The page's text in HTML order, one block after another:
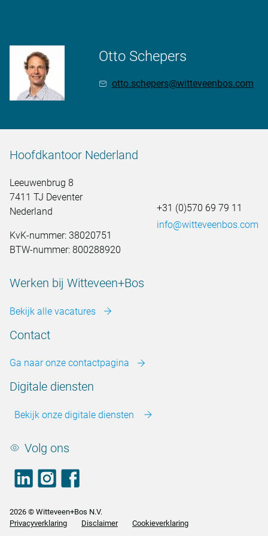
Otto Schepers
otto.schepers@witteveenbos.com
Hoofdkantoor Nederland
Leeuwenbrug 8
7411 TJ Deventer
Nederland
KvK-nummer: 38020751
BTW-nummer: 800288920
+31 (0)570 69 79 11
info@witteveenbos.com
Werken bij Witteveen+Bos
Bekijk alle vacatures
Contact
Ga naar onze contactpagina
Digitale diensten
Bekijk onze digitale diensten
Volg ons
LinkedInfooter.instagram
2026 © Witteveen+Bos N.V.
Privacyverklaring
Disclaimer Cookieverklaring